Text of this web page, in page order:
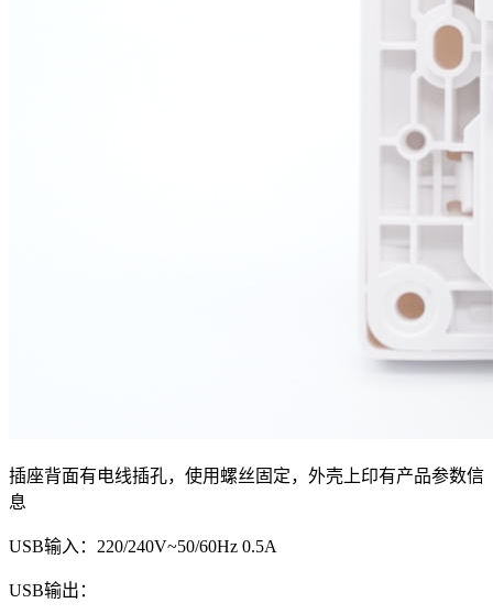
插座背面有电线插孔，使用螺丝固定，外壳上印有产品参数信
息
USB输入：220/240V~50/60Hz 0.5A
USB输出：